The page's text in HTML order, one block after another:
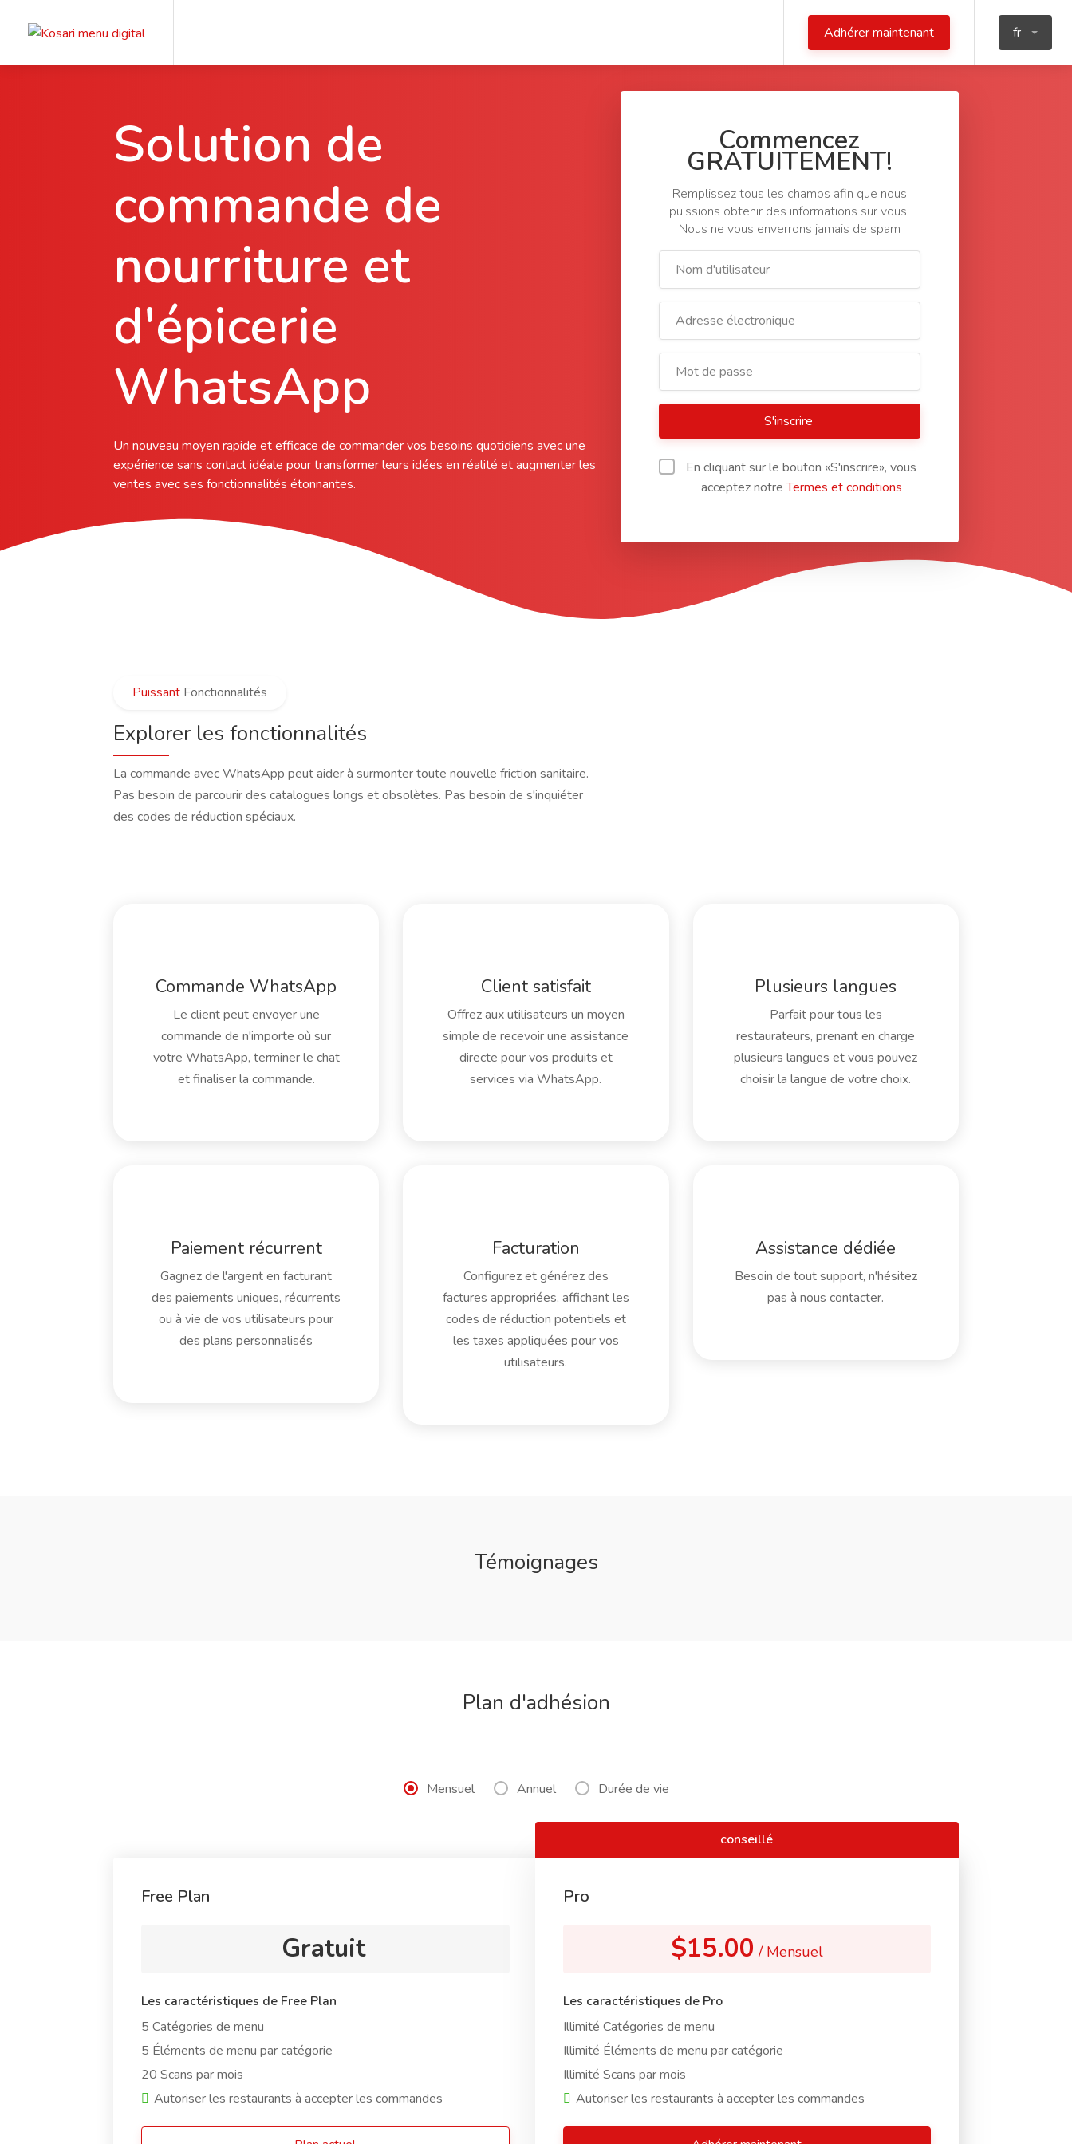
Adhérer maintenant fr
Solution de
commande de
nourriture et
d'épicerie
WhatsApp
Un nouveau moyen rapide et efficace de commander vos besoins quotidiens avec une
expérience sans contact idéale pour transformer leurs idées en réalité et augmenter les
ventes avec ses fonctionnalités étonnantes.
Commencez
GRATUITEMENT!
Remplissez tous les champs afin que nous
puissions obtenir des informations sur vous.
Nous ne vous enverrons jamais de spam
S'inscrire
En cliquant sur le bouton «S'inscrire», vous
acceptez notreTermes et conditions
Puissant Fonctionnalités
Explorer les fonctionnalités
La commande avec WhatsApp peut aider à surmonter toute nouvelle friction sanitaire.
Pas besoin de parcourir des catalogues longs et obsolètes. Pas besoin de s'inquiéter
des codes de réduction spéciaux.
Commande WhatsApp
Le client peut envoyer une
commande de n'importe où sur
votre WhatsApp, terminer le chat
et finaliser la commande.
Client satisfait
Offrez aux utilisateurs un moyen
simple de recevoir une assistance
directe pour vos produits et
services via WhatsApp.
Plusieurs langues
Parfait pour tous les
restaurateurs, prenant en charge
plusieurs langues et vous pouvez
choisir la langue de votre choix.
Paiement récurrent
Gagnez de l'argent en facturant
des paiements uniques, récurrents
ou à vie de vos utilisateurs pour
des plans personnalisés
Facturation
Configurez et générez des
factures appropriées, affichant les
codes de réduction potentiels et
les taxes appliquées pour vos
utilisateurs.
Assistance dédiée
Besoin de tout support, n'hésitez
pas à nous contacter.
Témoignages
Plan d'adhésion
Mensuel Annuel Durée de vie
Free Plan
Gratuit
Les caractéristiques de Free Plan
5 Catégories de menu
5 Éléments de menu par catégorie
20 Scans par mois
Autoriser les restaurants à accepter les commandes
conseillé
Pro
$15.00 / Mensuel
Les caractéristiques de Pro
Illimité Catégories de menu
Illimité Éléments de menu par catégorie
Illimité Scans par mois
Autoriser les restaurants à accepter les commandes